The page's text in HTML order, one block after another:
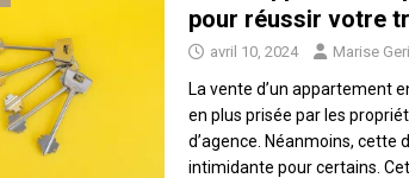
pour réussir votre
avril 10, 2024 Marise
La vente d’un appartement
en plus prisée par les
d’agence. Néanmoins,
intimidante pour certains.